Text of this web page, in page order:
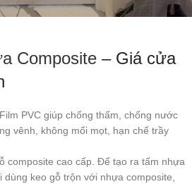
Composite – Giá cửa
PVC giúp chống thấm, chống nước
vênh, không mối mọt, hạn chế trầy
composite cao cấp. Để tạo ra tấm nhựa
keo gỗ trộn với nhựa composite,